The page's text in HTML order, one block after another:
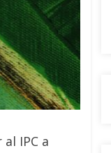
IPC a